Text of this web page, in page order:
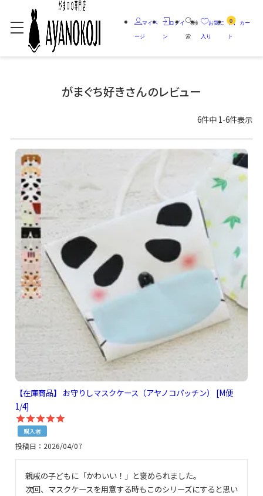
マイペ
ージ
ログイ
ン
検
索
お気に
入り
0 カー
ト
がまぐち好きさんのレビュー
6件中 1-6件表示
【在庫商品】 お守りしマスクケース（アヤノコパッチン） [M便
1/4]
購入者
投稿日 2026/04/07
親戚の子どもに「かわいい！」と褒められました。
次回、マスクケースを用意する時もこのシリーズにすると思い